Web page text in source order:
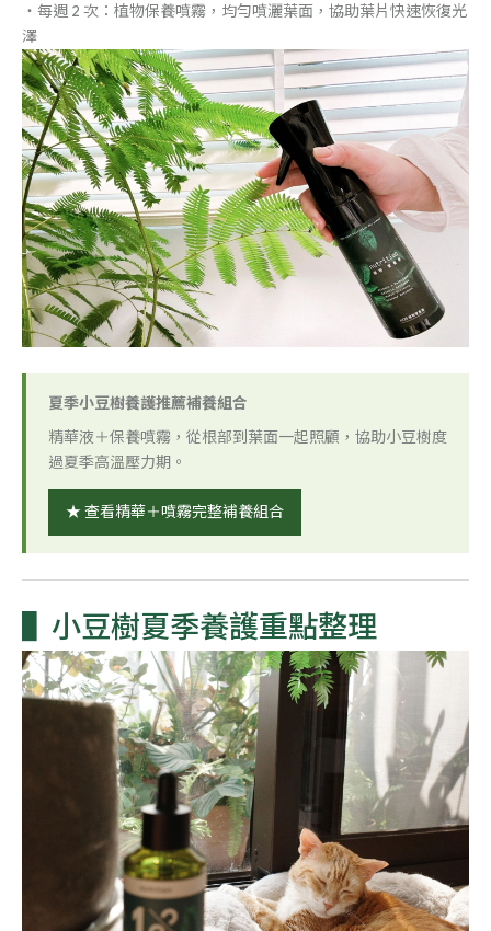
・每週 2 次：植物保養噴霧，均勻噴灑葉面，協助葉片快速恢復光
澤
夏季小豆樹養護推薦補養組合
精華液＋保養噴霧，從根部到葉面一起照顧，協助小豆樹度
過夏季高溫壓力期。
★ 查看精華＋噴霧完整補養組合
小豆樹夏季養護重點整理